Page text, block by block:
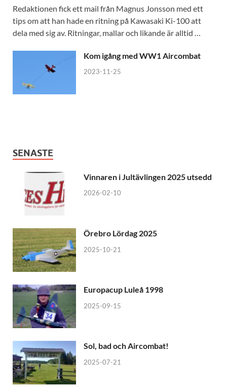
Redaktionen fick ett mail från Magnus Jonsson med ett
tips om att han hade en ritning på Kawasaki Ki-100 att
dela med sig av. Ritningar, mallar och likande är alltid …
Kom igång med WW1 Aircombat
2023-11-25
SENASTE
Vinnaren i Jultävlingen 2025 utsedd
2026-02-10
Örebro Lördag 2025
2025-10-21
Europacup Luleå 1998
2025-09-15
Sol, bad och Aircombat!
2025-07-21